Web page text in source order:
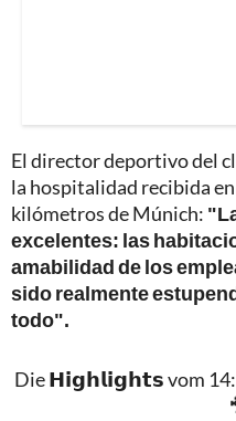
El director deportivo del
la hospitalidad recibida en
kilómetros de Múnich:
excelentes: las
amabilidad de los
sido realmente
todo".
Die 𝗛𝗶𝗴𝗵𝗹𝗶𝗴𝗵𝘁𝘀 vom